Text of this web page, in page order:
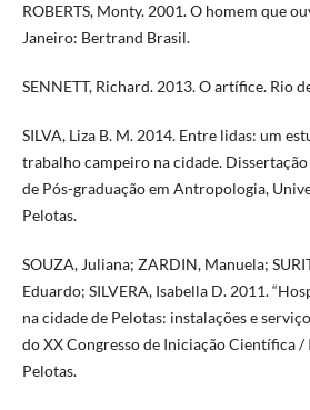
ROBERTS, Monty. 2001. O homem que
Janeiro: Bertrand Brasil.
SENNETT, Richard. 2013. O artífice. Rio
SILVA, Liza B. M. 2014. Entre lidas: um
trabalho campeiro na cidade.
de Pós-graduação em Antropologia,
Pelotas.
SOUZA, Juliana; ZARDIN, Manuela;
Eduardo; SILVERA, Isabella D. 2011.
na cidade de Pelotas: instalações e
do XX Congresso de Iniciação Científica
Pelotas.